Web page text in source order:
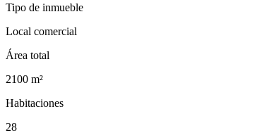
Tipo de inmueble
Local comercial
Área total
2100 m²
Habitaciones
28